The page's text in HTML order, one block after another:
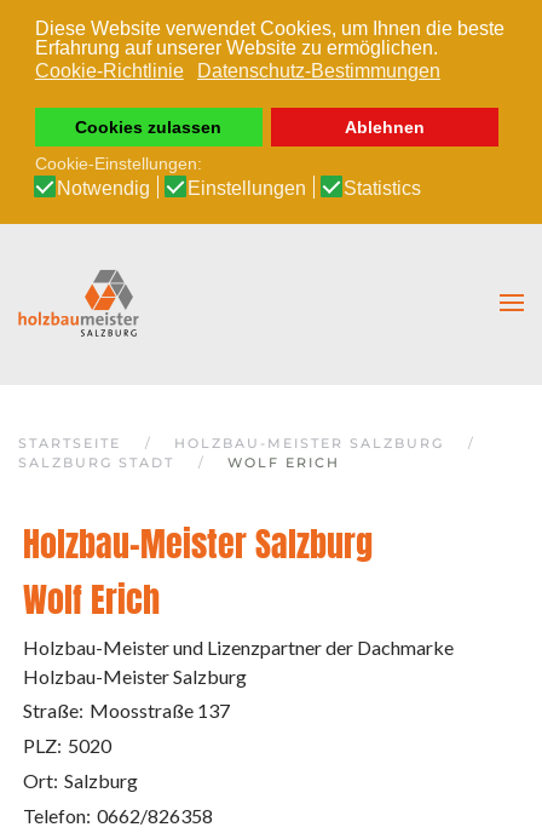
Diese Website verwendet Cookies, um Ihnen die beste
Erfahrung auf unserer Website zu ermöglichen.
Cookie-Richtlinie
Datenschutz-Bestimmungen
Cookies zulassen
Ablehnen
Cookie-Einstellungen:
Notwendig Einstellungen Statistics
Zum Hauptinhalt springen
STARTSEITE
HOLZBAU-MEISTER SALZBURG
SALZBURG STADT
WOLF ERICH
Holzbau-Meister Salzburg
Wolf Erich
Holzbau-Meister und Lizenzpartner der Dachmarke
Holzbau-Meister Salzburg
Straße: Moosstraße 137
PLZ: 5020
Ort: Salzburg
Telefon: 0662/826358